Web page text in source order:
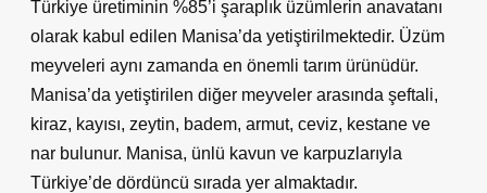
Türkiye üretiminin %85’i şaraplık üzümlerin anavatanı
olarak kabul edilen Manisa’da yetiştirilmektedir. Üzüm
meyveleri aynı zamanda en önemli tarım ürünüdür.
Manisa’da yetiştirilen diğer meyveler arasında şeftali,
kiraz, kayısı, zeytin, badem, armut, ceviz, kestane ve
nar bulunur. Manisa, ünlü kavun ve karpuzlarıyla
Türkiye’de dördüncü sırada yer almaktadır.